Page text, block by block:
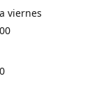
viernes